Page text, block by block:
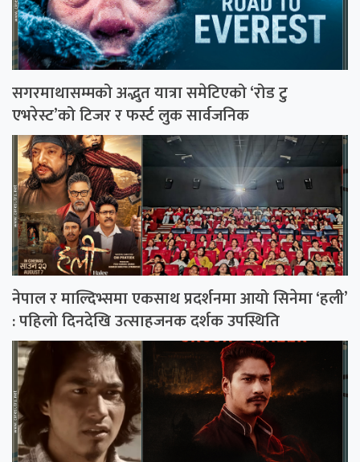
सगरमाथासम्मको अद्भुत यात्रा समेटिएको ‘रोड टु
एभरेस्ट’को टिजर र फर्स्ट लुक सार्वजनिक
नेपाल र माल्दिभ्समा एकसाथ प्रदर्शनमा आयो सिनेमा ‘हली’
: पहिलो दिनदेखि उत्साहजनक दर्शक उपस्थिति